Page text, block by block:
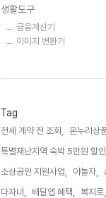
생활도구
금융계산기
이미지 변환기
Tag
전세 계약 전 조회, 온누리상
특별재난지역 숙박 5만원 할인,
소상공인 지원사업,
야놀자,
다자녀,
배달앱 혜택, 복지로,